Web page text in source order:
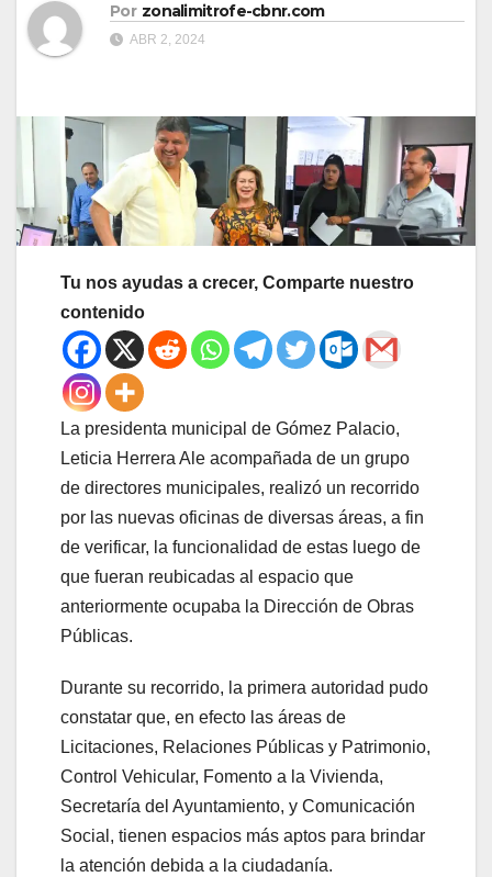
Por zonalimitrofe-cbnr.com
ABR 2, 2024
Tu nos ayudas a crecer, Comparte nuestro
contenido
La presidenta municipal de Gómez Palacio,
Leticia Herrera Ale acompañada de un grupo
de directores municipales, realizó un recorrido
por las nuevas oficinas de diversas áreas, a fin
de verificar, la funcionalidad de estas luego de
que fueran reubicadas al espacio que
anteriormente ocupaba la Dirección de Obras
Públicas.
Durante su recorrido, la primera autoridad pudo
constatar que, en efecto las áreas de
Licitaciones, Relaciones Públicas y Patrimonio,
Control Vehicular, Fomento a la Vivienda,
Secretaría del Ayuntamiento, y Comunicación
Social, tienen espacios más aptos para brindar
la atención debida a la ciudadanía.